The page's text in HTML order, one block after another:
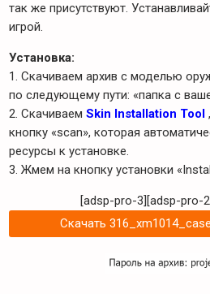
так же присутствуют.
игрой.
Установка:
1. Скачиваем архив с моделью
по следующему пути: «папка с
2. Скачиваем Skin Installation Tool
кнопку «scan», которая
ресурсы к установке.
3. Жмем на кнопку установки
[adsp-pro-3][adsp-pro-
Скачать